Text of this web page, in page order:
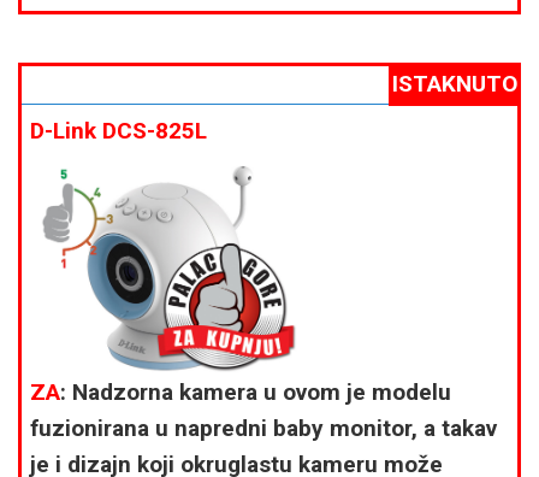
ISTAKNUTO
D-Link DCS-825L
ZA: Nadzorna kamera u ovom je modelu
fuzionirana u napredni baby monitor, a takav
je i dizajn koji okruglastu kameru može